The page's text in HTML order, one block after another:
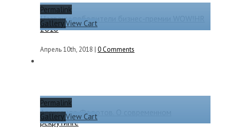
Permalink
GalleryView Cart
Названы победители бизнес-премии WOW!HR
2018
Апрель 10th, 2018 | 0 Comments
Permalink
GalleryView Cart
Александр Федотов. О современном
рекрутинге